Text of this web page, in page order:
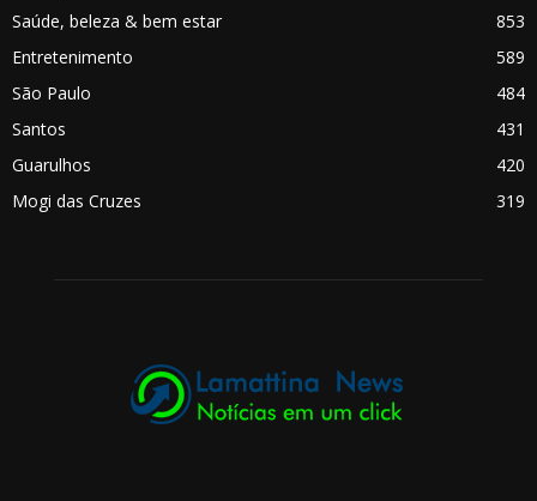
Saúde, beleza & bem estar
853
Entretenimento
589
São Paulo
484
Santos
431
Guarulhos
420
Mogi das Cruzes
319